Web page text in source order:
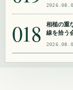
018
相槌の重
線を拾う